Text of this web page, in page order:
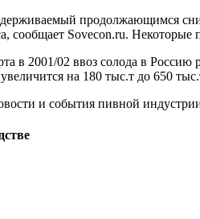
продолжающимся
сообщает Sovecon.ru.
в 2001/02 ввоз солода в Россию
на 180 тыс.т до 650
и события пивной